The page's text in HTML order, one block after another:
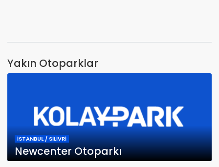
Yakın Otoparklar
İSTANBUL / SİLİVRİ
Newcenter Otoparkı